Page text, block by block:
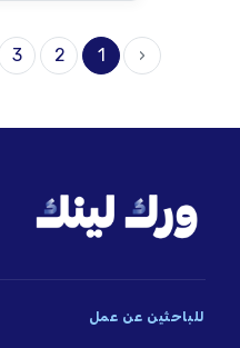
‹
1
2
3
للباحثين عن عمل